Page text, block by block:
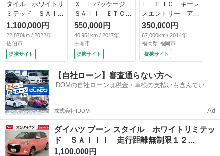
タイル ホワイトリ
ミテッド ＳＡＩＩ
Ｉ 走行距離無制限
１２ヶ月保証付き
禁煙 キーフリーシ
ステム アイドルス
トップ スマ－トキ
－ 横滑り防止装
置 ナビ Ｂカメ
ラ オートマチック
ハイビーム ＬＥＤ
ヘッドランプ オー
トライト ドラレ
コ ＢＴ （車検整
備付）
1,100,000円
22,870km / 2022年
佐伯市
提携サイト
Ｘ Ｌパッケージ
ＳＡＩＩ ＥＴＣ
バックカメラ 衝突
被害軽減システム
スマートキー アイ
ドリングストップ
電動格納ミラー Ｃ
ＶＴ 盗難防止シス
テム 衝突安全ボデ
ィ ベンチシート
アコン パワーステ
550,000円
40,951km / 2017年
由布市
提携サイト
Ｌ ＥＴＣ キーレ
スエントリー アイ
ドリングストップ
電動格納ミラー Ｃ
ＶＴ 衝突安全ボデ
ィ ベンチシート
ＡＢＳ ＣＤ エア
コン パワーステア
リング パワーウィ
ンドウ レンタＵＰ
350,000円
67,000km / 2014年
福岡県 福岡市
提携サイト
【自社ローン】審査通らない方へ
IDOMの自社ローンは税金・車検の支払いも含んでいる
株式会社IDOM Ad
ダイハツ ブーン スタイル ホワイトリミテッ
ド ＳＡＩＩＩ 走行距離無制限１２…
1,100,000円